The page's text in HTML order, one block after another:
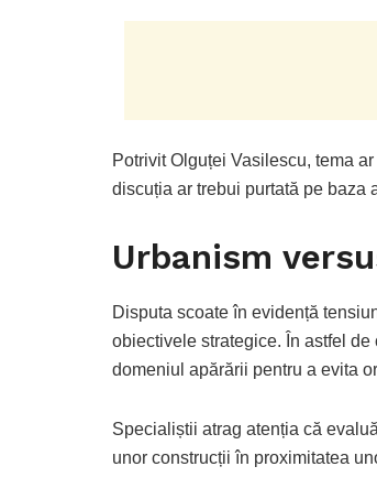
Potrivit Olguței Vasilescu, tema
discuția ar trebui purtată pe baza
Urbanism
Disputa scoate în evidență
obiectivele strategice. În astfel
domeniul apărării pentru a evita
Specialiștii atrag atenția că
unor construcții în proximitatea